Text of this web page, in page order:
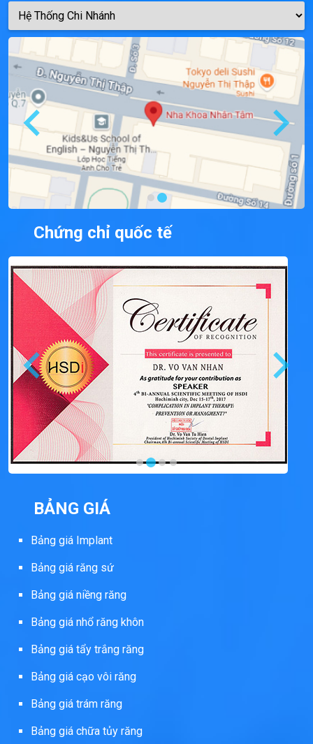
Chứng chỉ quốc tế
BẢNG GIÁ
Bảng giá Implant
Bảng giá răng sứ
Bảng giá niềng răng
Bảng giá nhổ răng khôn
Bảng giá tẩy trắng răng
Bảng giá cạo vôi răng
Bảng giá trám răng
Bảng giá chữa tủy răng